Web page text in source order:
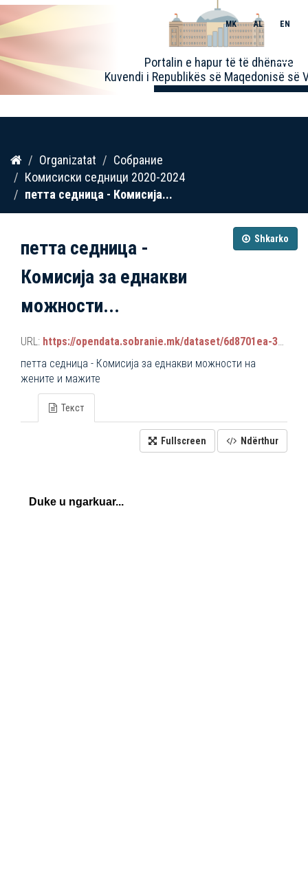
Kalo
përmbajtja
Portalin e hapur të të dhënave
Kuvendi i Republikës së Maqedonisë së
MK AL EN
Toggle
Organizatat
Собрание
Комисиски седници 2020-2024
петта седница - Комисија...
Shkarko
петта седница -
Комисија за еднакви
можности...
URL: https://opendata.sobranie.mk/dataset/6d8701ea-3a42-465d-8f88-639bc6dc1a8e/resource/9c0d27fd-47c9-4adf-9616-f8af85873c71/download/komisiski_sednici.json
петта седница - Комисија за еднакви можности на
жените и мажите
Текст
Fullscreen Ndërthur